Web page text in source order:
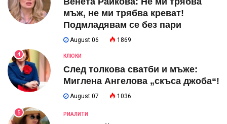
мъж, не ми трябва креват!
Подмладявам се без пари
August 06 1869
4 КЛЮКИ
След толкова сватби и мъже:
Миглена Ангелова „скъса джоба“!
August 07 1036
5 РИАЛИТИ